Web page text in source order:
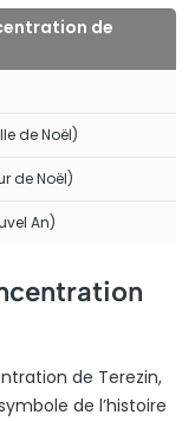
de
de Noël)
de Noël)
An)
de Terezin,
de l’histoire